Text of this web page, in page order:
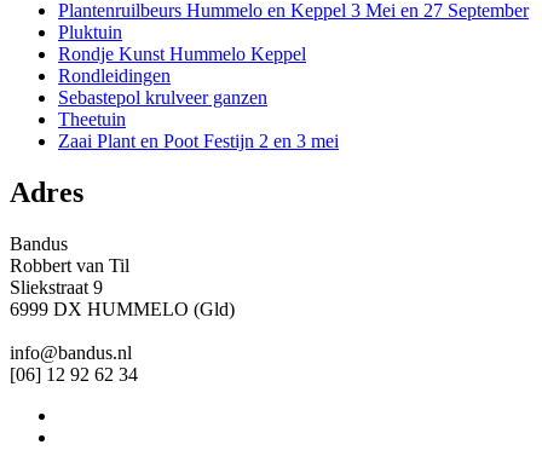
Plantenruilbeurs Hummelo en Keppel 3 Mei en 27 September
Pluktuin
Rondje Kunst Hummelo Keppel
Rondleidingen
Sebastepol krulveer ganzen
Theetuin
Zaai Plant en Poot Festijn 2 en 3 mei
Adres
Bandus
Robbert van Til
Sliekstraat 9
6999 DX HUMMELO (Gld)
info@bandus.nl
[06] 12 92 62 34